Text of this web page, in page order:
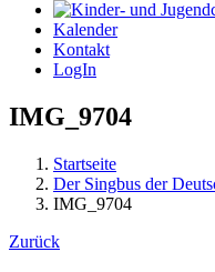
Kalender
Kontakt
LogIn
IMG_9704
Startseite
Der Singbus der
IMG_9704
Zurück